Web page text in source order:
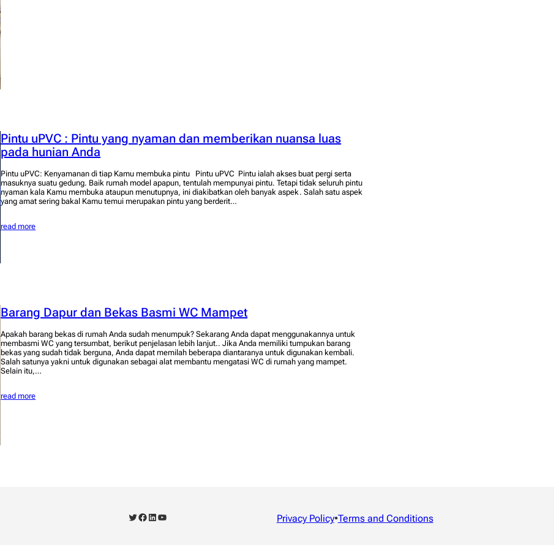
Pintu uPVC : Pintu yang nyaman dan memberikan nuansa luas
pada hunian Anda
Pintu uPVC: Kenyamanan di tiap Kamu membuka pintu Pintu uPVC Pintu ialah akses buat pergi serta
masuknya suatu gedung. Baik rumah model apapun, tentulah mempunyai pintu. Tetapi tidak seluruh pintu
nyaman kala Kamu membuka ataupun menutupnya, ini diakibatkan oleh banyak aspek. Salah satu aspek
yang amat sering bakal Kamu temui merupakan pintu yang berderit…
read more
Barang Dapur dan Bekas Basmi WC Mampet
Apakah barang bekas di rumah Anda sudah menumpuk? Sekarang Anda dapat menggunakannya untuk
membasmi WC yang tersumbat, berikut penjelasan lebih lanjut.. Jika Anda memiliki tumpukan barang
bekas yang sudah tidak berguna, Anda dapat memilah beberapa diantaranya untuk digunakan kembali.
Salah satunya yakni untuk digunakan sebagai alat membantu mengatasi WC di rumah yang mampet.
Selain itu,…
read more
Twitter Facebook LinkedIn YouTube Privacy Policy•Terms and Conditions